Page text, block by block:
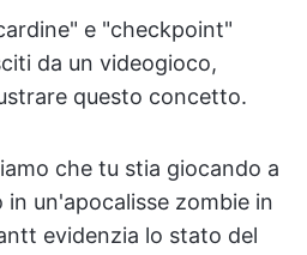
e "checkpoint"
da un videogioco,
questo concetto.
che tu stia giocando a
un'apocalisse zombie in
evidenzia lo stato del